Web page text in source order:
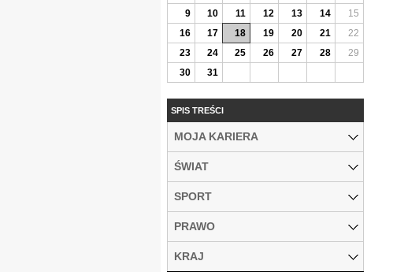
9
10 11 12 13 14
15
16
17 18 19 20 21
22
23
24 25 26 27 28
29
30
31
SPIS TREŚCI
MOJA KARIERA
ŚWIAT
SPORT
PRAWO
KRAJ